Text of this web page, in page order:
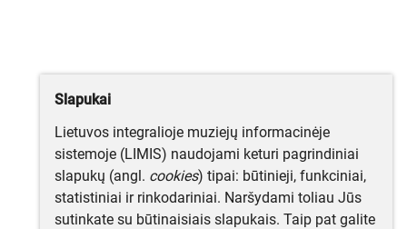
Slapukai
Lietuvos integralioje muziejų informacinėje
sistemoje (LIMIS) naudojami keturi pagrindiniai
slapukų (angl. cookies) tipai: būtinieji, funkciniai,
statistiniai ir rinkodariniai. Naršydami toliau Jūs
sutinkate su būtinaisiais slapukais. Taip pat galite